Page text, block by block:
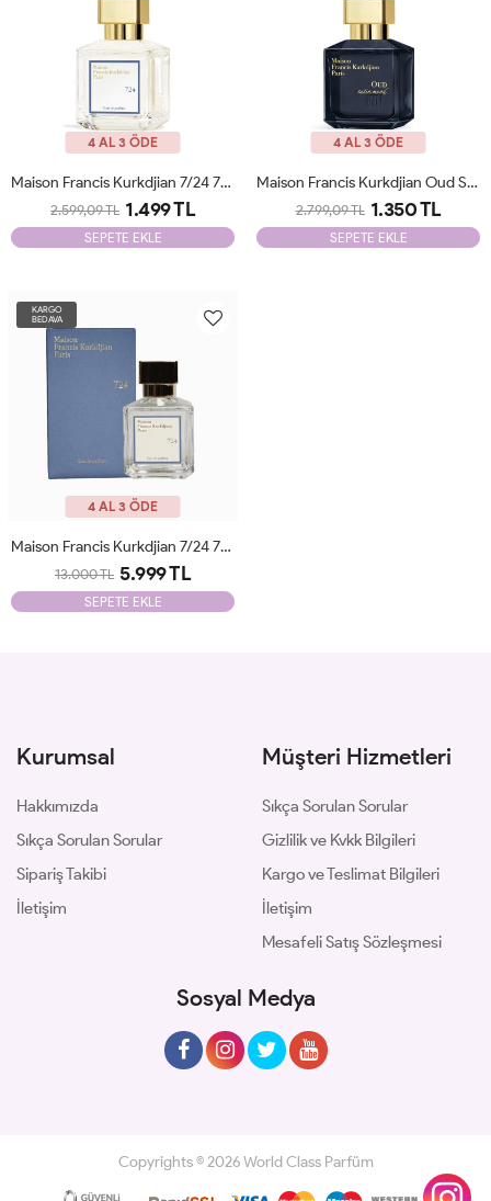
4 AL 3 ÖDE
Maison Francis Kurkdjian 7/24 70 Ml Tester
2.599,09 TL 1.499 TL
SEPETE EKLE
4 AL 3 ÖDE
Maison Francis Kurkdjian Oud Satin Mood Edp 70 Ml Tester
2.799,09 TL 1.350 TL
SEPETE EKLE
KARGO
BEDAVA
4 AL 3 ÖDE
Maison Francis Kurkdjian 7/24 70 Ml JLT Unisex
13.000 TL 5.999 TL
SEPETE EKLE
Kurumsal
Hakkımızda
Sıkça Sorulan Sorular
Sipariş Takibi
İletişim
Müşteri Hizmetleri
Sıkça Sorulan Sorular
Gizlilik ve Kvkk Bilgileri
Kargo ve Teslimat Bilgileri
İletişim
Mesafeli Satış Sözleşmesi
Sosyal Medya
Copyrights © 2026 World Class Parfüm